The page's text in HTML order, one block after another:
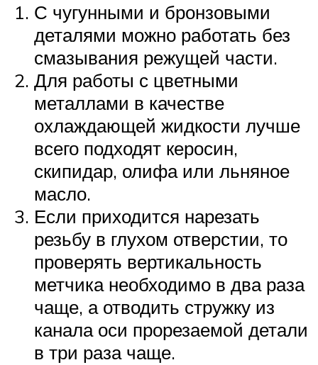
С чугунными и бронзовыми
деталями можно работать без
смазывания режущей части.
Для работы с цветными
металлами в качестве
охлаждающей жидкости лучше
всего подходят керосин,
скипидар, олифа или льняное
масло.
Если приходится нарезать
резьбу в глухом отверстии, то
проверять вертикальность
метчика необходимо в два раза
чаще, а отводить стружку из
канала оси прорезаемой детали
в три раза чаще.